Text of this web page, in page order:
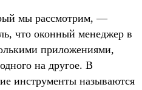
мы рассмотрим, —
что оконный менеджер в
приложениями,
на другое. В
инструменты называются